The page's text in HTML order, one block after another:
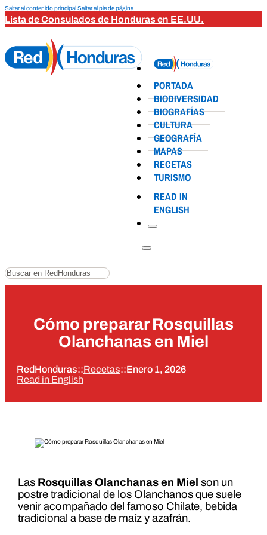
Saltar al contenido principalSaltar al pie de página
Lista de Consulados de Honduras en EE.UU.
PORTADA
BIODIVERSIDAD
BIOGRAFÍAS
CULTURA
GEOGRAFÍA
MAPAS
RECETAS
TURISMO
READ IN
ENGLISH
Buscar
Cómo preparar Rosquillas
Olanchanas en Miel
RedHonduras::Recetas::Enero 1, 2026
Read in English
Las Rosquillas Olanchanas en Miel son un
postre tradicional de los Olanchanos que suele
venir acompañado del famoso Chilate, bebida
tradicional a base de maíz y azafrán.